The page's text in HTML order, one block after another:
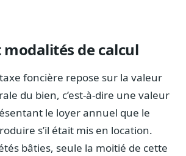
en lobbying
plaidoyer
de calcul
taxe foncière repose sur la valeur
du bien, c’est-à-dire une valeur
le loyer annuel que le
s’il était mis en location.
bâties, seule la moitié de cette